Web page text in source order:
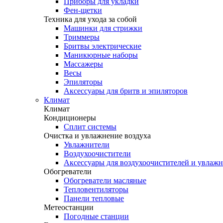
Фен-щетки
Техника для ухода за собой
Машинки для стрижки
Триммеры
Бритвы электрические
Маникюрные наборы
Массажеры
Весы
Эпиляторы
Аксессуары для бритв и эпиляторов
Климат
Климат
Кондиционеры
Сплит системы
Очистка и увлажнение воздуха
Увлажнители
Воздухоочистители
Аксессуары для воздухоочистителей и
Обогреватели
Обогреватели масляные
Тепловентиляторы
Панели тепловые
Метеостанции
Погодные станции